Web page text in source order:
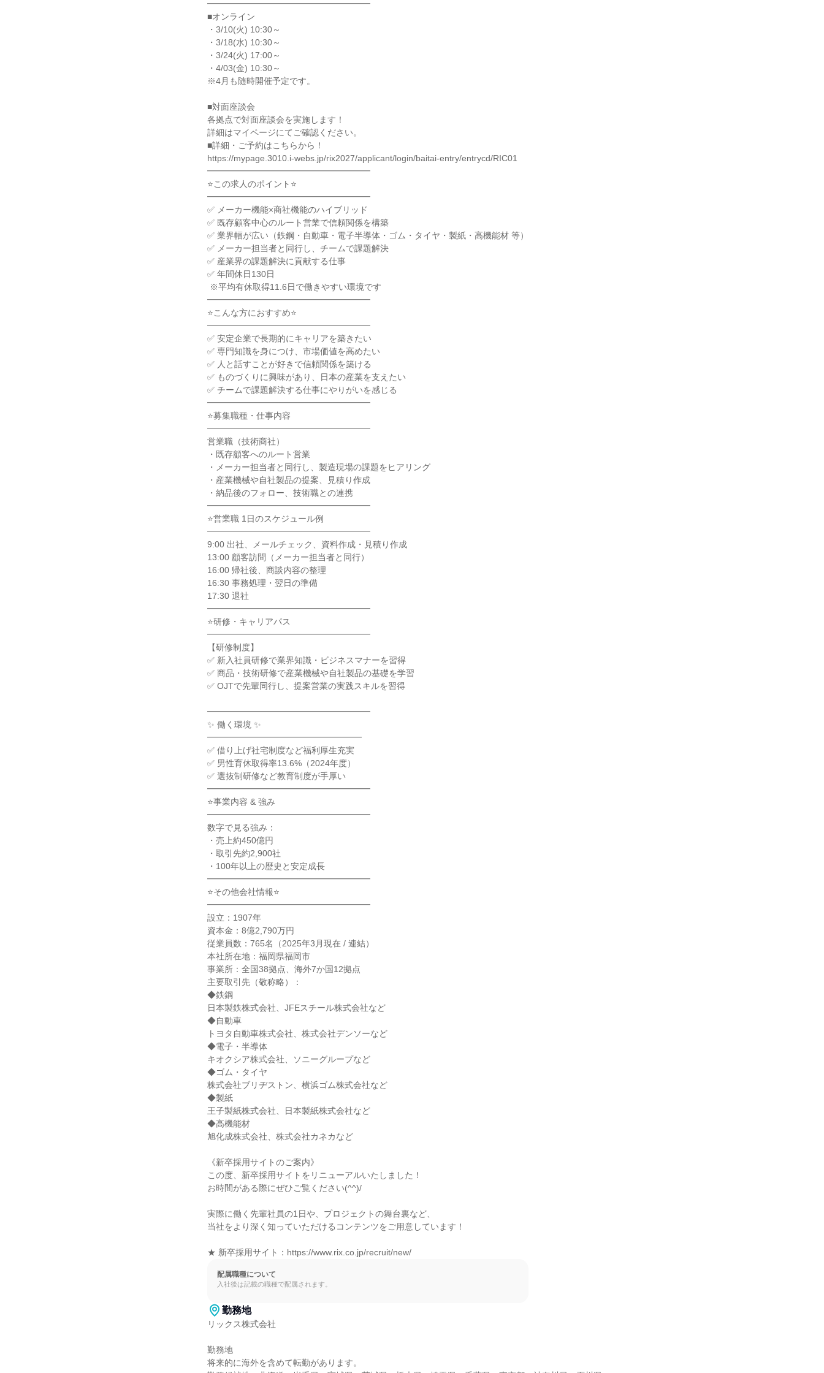
━━━━━━━━━━━━━━━━━━━
■オンライン
・3/10(火) 10:30～
・3/18(水) 10:30～
・3/24(火) 17:00～
・4/03(金) 10:30～
※4月も随時開催予定です。
■対面座談会
各拠点で対面座談会を実施します！
詳細はマイページにてご確認ください。
■詳細・ご予約はこちらから！
https://mypage.3010.i-webs.jp/rix2027/applicant/login/baitai-entry/entrycd/RIC01
━━━━━━━━━━━━━━━━━━━
⭐この求人のポイント⭐
━━━━━━━━━━━━━━━━━━━
✅ メーカー機能×商社機能のハイブリッド
✅ 既存顧客中心のルート営業で信頼関係を構築
✅ 業界幅が広い（鉄鋼・自動車・電子半導体・ゴム・タイヤ・製紙・高機能材 等）
✅ メーカー担当者と同行し、チームで課題解決
✅ 産業界の課題解決に貢献する仕事
✅ 年間休日130日
━━━━━━━━━━━━━━━━━━━
⭐こんな方におすすめ⭐
━━━━━━━━━━━━━━━━━━━
✅ 安定企業で長期的にキャリアを築きたい
✅ 専門知識を身につけ、市場価値を高めたい
✅ 人と話すことが好きで信頼関係を築ける
✅ ものづくりに興味があり、日本の産業を支えたい
✅ チームで課題解決する仕事にやりがいを感じる
━━━━━━━━━━━━━━━━━━━
⭐募集職種・仕事内容
━━━━━━━━━━━━━━━━━━━
営業職（技術商社）
・既存顧客へのルート営業
・メーカー担当者と同行し、製造現場の課題をヒアリング
・産業機械や自社製品の提案、見積り作成
・納品後のフォロー、技術職との連携
━━━━━━━━━━━━━━━━━━━
⭐営業職 1日のスケジュール例
━━━━━━━━━━━━━━━━━━━
9:00 出社、メールチェック、資料作成・見積り作成
13:00 顧客訪問（メーカー担当者と同行）
16:00 帰社後、商談内容の整理
16:30 事務処理・翌日の準備
17:30 退社
━━━━━━━━━━━━━━━━━━━
⭐研修・キャリアパス
━━━━━━━━━━━━━━━━━━━
【研修制度】
✅ 新入社員研修で業界知識・ビジネスマナーを習得
✅ 商品・技術研修で産業機械や自社製品の基礎を学習
✅ OJTで先輩同行し、提案営業の実践スキルを習得
━━━━━━━━━━━━━━━━━━━
✨ 働く環境 ✨
━━━━━━━━━━━━━━━━━━
✅ 借り上げ社宅制度など福利厚生充実
✅ 男性育休取得率13.6%（2024年度）
✅ 選抜制研修など教育制度が手厚い
━━━━━━━━━━━━━━━━━━━
⭐事業内容 & 強み
━━━━━━━━━━━━━━━━━━━
数字で見る強み：
・売上約450億円
・取引先約2,900社
・100年以上の歴史と安定成長
━━━━━━━━━━━━━━━━━━━
⭐その他会社情報⭐
━━━━━━━━━━━━━━━━━━━
設立：1907年
資本金：8億2,790万円
従業員数：765名（2025年3月現在 / 連結）
本社所在地：福岡県福岡市
事業所：全国38拠点、海外7か国12拠点
主要取引先（敬称略）：
◆鉄鋼
日本製鉄株式会社、JFEスチール株式会社など
◆自動車
トヨタ自動車株式会社、株式会社デンソーなど
◆電子・半導体
キオクシア株式会社、ソニーグループなど
◆ゴム・タイヤ
株式会社ブリヂストン、横浜ゴム株式会社など
◆製紙
王子製紙株式会社、日本製紙株式会社など
◆高機能材
旭化成株式会社、株式会社カネカなど
《新卒採用サイトのご案内》
この度、新卒採用サイトをリニューアルいたしました！
お時間がある際にぜひご覧ください(^^)/
実際に働く先輩社員の1日や、プロジェクトの舞台裏など、
当社をより深く知っていただけるコンテンツをご用意しています！
★ 新卒採用サイト：https://www.rix.co.jp/recruit/new/
配属職種について
入社後は記載の職種で配属されます。
勤務地
リックス株式会社
勤務地
将来的に海外を含めて転勤があります。